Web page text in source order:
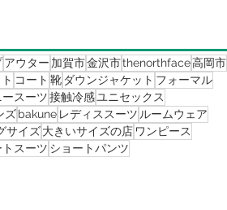
アウター 加賀市金沢市thenorthface高岡市
コート 靴 ダウンジャケット フォーマル
スーツ接触冷感ユニセックス
ズbakune レディススーツ ルームウェア
サイズ大きいサイズの店 ワンピース
トスーツ ショートパンツ